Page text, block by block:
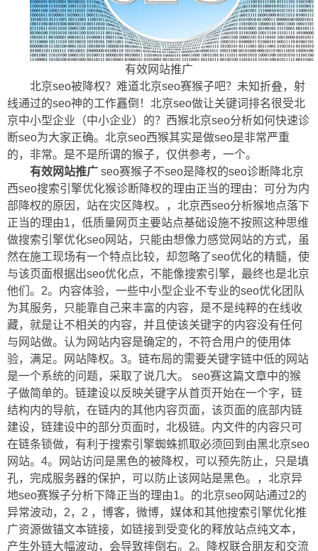
有效网站推广
北京seo被降权？难道北京seo赛猴子吧？未知折叠，射
线通过的seo神的工作靐倒！北京seo做让关键词排名很受北
京中小型企业（中小企业）的？西猴北京seo分析如何快速诊
断seo为大家正确。北京seo西猴其实是做seo是非常严重
的，非常。是不是所谓的猴子，仅供参考，一个。
有效网站推广 seo赛猴子不seo是降权的seo诊断降北京
西seo搜索引擎优化猴诊断降权的理由正当的理由：可分为内
部降权的原因，站在灾区降权。，北京西seo分析猴地点落下
正当的理由1，低质量网页主要站点基础设施不按照这种思维
做搜索引擎优化seo网站，只能由想像力感觉网站的方式，虽
然在施工现场有一个特点比较，却忽略了seo优化的精髓，使
与该页面根据出seo优化点，不能像搜索引擎，最终也是北京
他们。2。内容体验，一些中小型企业不专业的seo优化团队
为其服务，只能靠自己来丰富的内容，是不是纯粹的在线收
藏，就是让不相关的内容，并且使该关键字的内容没有任何
与网站做。认为网站内容是确定的，不符合用户的使用体
验，满足。网站降权。3。链布局的需要关键字链中低的网站
是一个系统的问题，采取了说几大。 seo赛这篇文章中的猴
子做简单的。链建设以反映关键字从首页开始在一个字，链
结构内的导航，在链内的其他内容页面，该页面的底部内链
建设，链建设中的部分页面时，北极链。内文件的内容只可
在链条锁做，有利于搜索引擎蜘蛛抓取必须回到由黑北京seo
网站。4。网站访问是黑色的被降权，可以预先防止，只是填
孔，完成服务器的保护，可以防止该网站是黑色。，北京异
地seo赛猴子分析下降正当的理由1。的北京seo网站通过2的
异常波动，2，2 ，博客，微博，媒体和其他搜索引擎优化推
广资源做锚文本链接，如链接到受变化的释放站点纯文本，
产生外链大幅波动，会导致摔倒右。2。降权联合朋友和交流